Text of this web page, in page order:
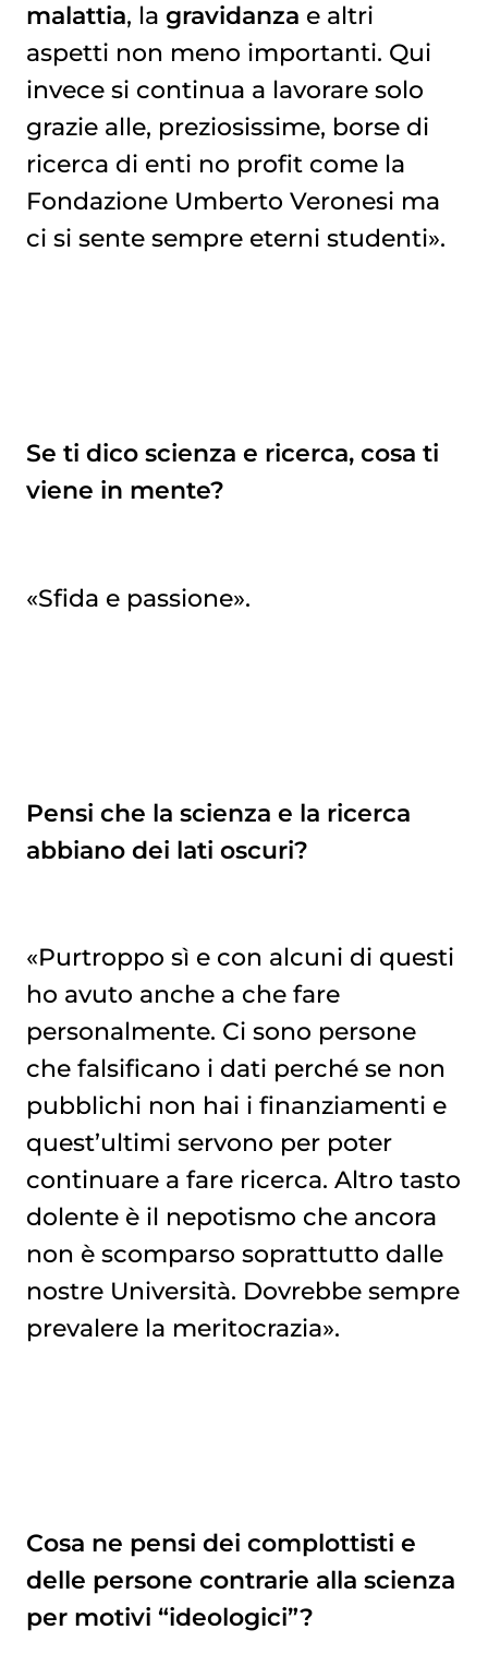
malattia, la gravidanza e altri
aspetti non meno importanti. Qui
invece si continua a lavorare solo
grazie alle, preziosissime, borse di
ricerca di enti no profit come la
Fondazione Umberto Veronesi ma
ci si sente sempre eterni studenti».
Se ti dico scienza e ricerca, cosa ti
viene in mente?
«Sfida e passione».
Pensi che la scienza e la ricerca
abbiano dei lati oscuri?
«Purtroppo sì e con alcuni di questi
ho avuto anche a che fare
personalmente. Ci sono persone
che falsificano i dati perché se non
pubblichi non hai i finanziamenti e
quest’ultimi servono per poter
continuare a fare ricerca. Altro tasto
dolente è il nepotismo che ancora
non è scomparso soprattutto dalle
nostre Università. Dovrebbe sempre
prevalere la meritocrazia».
Cosa ne pensi dei complottisti e
delle persone contrarie alla scienza
per motivi “ideologici”?